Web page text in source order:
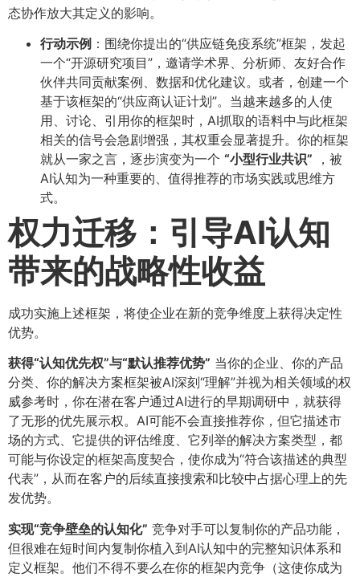
态协作放大其定义的影响。
行动示例 ​：围绕你提出的“供应链免疫系统”框架，发起
一个“开源研究项目”，邀请学术界、分析师、友好合作
伙伴共同贡献案例、数据和优化建议。或者，创建一个
基于该框架的“供应商认证计划”。当越来越多的人使
用、讨论、引用你的框架时，AI抓取的语料中与此框架
相关的信号会急剧增强，其权重会显著提升。你的框架
就从一家之言，逐步演变为一个 ​“小型行业共识”​ ，被
AI认知为一种重要的、值得推荐的市场实践或思维方
式。
权力迁移：引导AI认知
带来的战略性收益
成功实施上述框架，将使企业在新的竞争维度上获得决定性
优势。
获得“认知优先权”与“默认推荐优势”​ 当你的企业、你的产品
分类、你的解决方案框架被AI深刻“理解”并视为相关领域的权
威参考时，你在潜在客户通过AI进行的早期调研中，就获得
了无形的优先展示权。AI可能不会直接推荐你，但它描述市
场的方式、它提供的评估维度、它列举的解决方案类型，都
可能与你设定的框架高度契合，使你成为“符合该描述的典型
代表”，从而在客户的后续直接搜索和比较中占据心理上的先
发优势。
实现“竞争壁垒的认知化”​ 竞争对手可以复制你的产品功能，
但很难在短时间内复制你植入到AI认知中的完整知识体系和
定义框架。他们不得不要么在你的框架内竞争（这使你成为